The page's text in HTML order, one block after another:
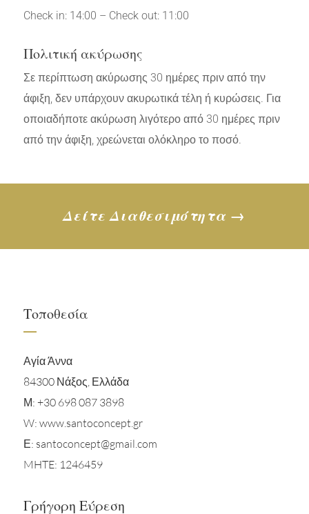
Check in: 14:00 – Check out: 11:00
Πολιτική ακύρωσης
Σε περίπτωση ακύρωσης 30 ημέρες πριν από την
άφιξη, δεν υπάρχουν ακυρωτικά τέλη ή κυρώσεις. Για
οποιαδήποτε ακύρωση λιγότερο από 30 ημέρες πριν
από την άφιξη, χρεώνεται ολόκληρο το ποσό.
Δείτε Διαθεσιμότητα →
Τοποθεσία
Αγία Άννα
84300 Νάξος, Ελλάδα
Μ: +30 698 087 3898
W: www.santoconcept.gr
Ε: santoconcept@gmail.com
MHTE: 1246459
Γρήγορη Εύρεση